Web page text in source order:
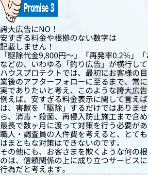
誇大広告にNO！
安すぎる料金や根拠のない数字は
記載しません！
「駆除代金9,800円〜」「再発率0.2%」
などの、いわゆる「釣り広告」が横行して
ハウスプロテクトでは、最初にお客様の
業後のアフターフォローに至るまで、常
実でありたいと考え、このような誇大広告
例えば、安すぎる料金表示に関して言え
は、害獣を「駆除」するだけではありま
ら、消毒・殺菌、再侵入防止施工まで含
最長で数ヶ月に渡って対策を行う必要があ
職人・調査員の人件費を考えると、とて
はまともな対策はできないのです。
その他にも、お客さまを欺くような何の
のは、信頼関係の上に成り立つサービス
行為だと考えます。